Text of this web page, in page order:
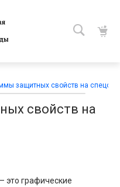
защитных свойств на
свойств на
это графические